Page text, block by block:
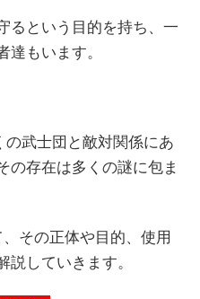
るという目的を持ち、一
達もいます。
武士団と敵対関係にあ
の存在は多くの謎に包ま
その正体や目的、使用
説していきます。